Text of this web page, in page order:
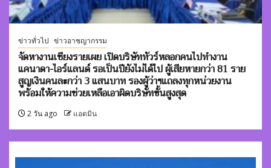
ข่าวทั่วไป ข่าวอาชญากรรม
จัดหางานเชียงรายเผย เปิดบริษัททัวร์หลอกคนไปทำงาน
แคนาดา-ไอร์แลนด์ รอเป็นปียังไม่ได้ไป ผู้เสียหายกว่า 81 ราย
สูญเงินคนละกว่า 3 แสนบาท รองผู้ว่าฯแถลงทุกหน่วยงาน
พร้อมให้ความช่วยเหลือเอาผิดบริษัทขั้นสูงสุด
2 วัน ago แอดมิน